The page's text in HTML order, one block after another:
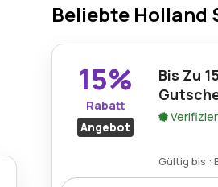
Beliebte Holland
15%
Rabatt
Angebot
Bis Zu
Gültig bis :